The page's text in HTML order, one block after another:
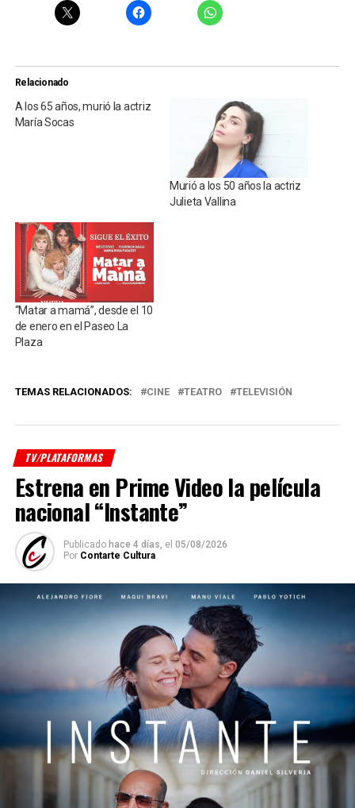
Relacionado
A los 65 años, murió la actriz
María Socas
Murió a los 50 años la actriz
Julieta Vallina
“Matar a mamá”, desde el 10
de enero en el Paseo La
Plaza
TEMAS RELACIONADOS: CINE TEATRO TELEVISIÓN
TV/PLATAFORMAS
Estrena en Prime Video la película
nacional “Instante”
Publicado hace 4 días, el 05/08/2026
Por Contarte Cultura